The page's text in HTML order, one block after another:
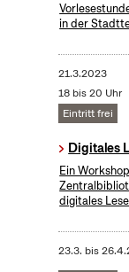
in der
21.3.2023
18 bis 20 Uhr
Eintritt frei
Digitales
Ein
digitales
23.3. bis